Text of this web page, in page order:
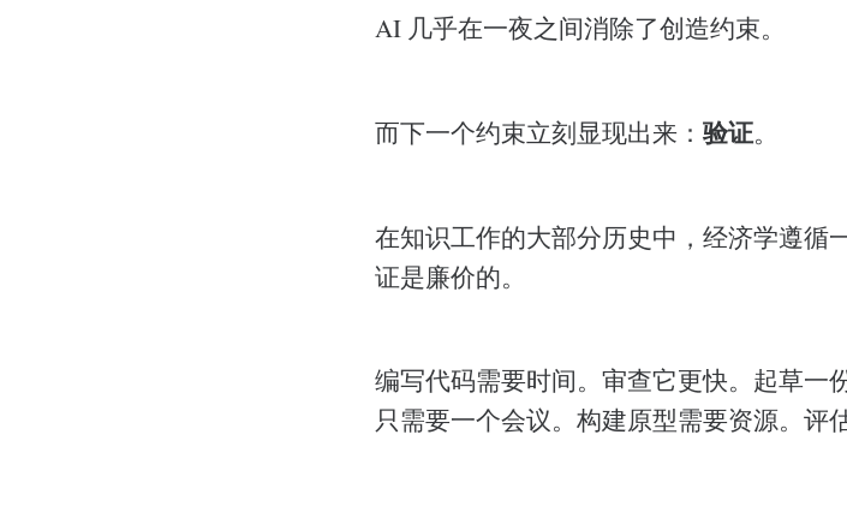
AI 几乎在一夜之间消除了创造约束。
而下一个约束立刻显现出来： 验证。
在知识工作的大部分历史中，经济学遵循
证是廉价的。
编写代码需要时间。审查它更快。起草一
只需要一个会议。构建原型需要资源。评